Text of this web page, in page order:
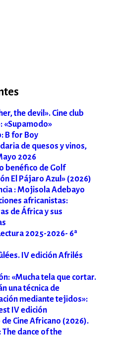
the devil». Cine club
«Supamodo»
B for Boy
de quesos y vinos,
2026
benéfico de Golf
El Pájaro Azul» (2026)
: Mojisola Adebayo
africanistas:
de África y sus
2025-2026- 6ª
IV edición Afrilés
«Mucha tela que cortar.
una técnica de
mediante tejidos»:
IV edición
de Cine Africano (2026).
The dance of the